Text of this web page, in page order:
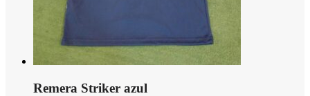
Remera Striker azul